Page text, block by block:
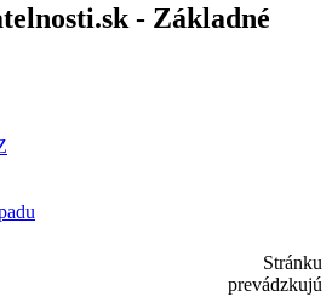
- Základné
Stránku
prevádzkujú